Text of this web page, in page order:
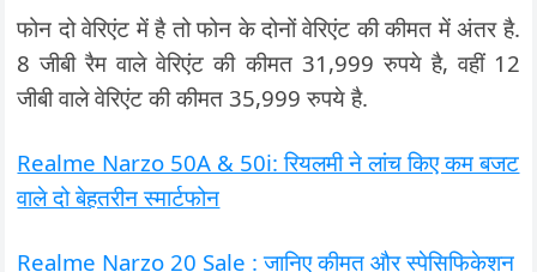
फोन दो वेरिएंट में है तो फोन के दोनों वेरिएंट की कीमत में अंतर है.
8 जीबी रैम वाले वेरिएंट की कीमत 31,999 रुपये है, वहीं 12
जीबी वाले वेरिएंट की कीमत 35,999 रुपये है.
Realme Narzo 50A & 50i: रियलमी ने लांच किए कम बजट
वाले दो बेहतरीन स्मार्टफोन
Realme Narzo 20 Sale : जानिए कीमत और स्पेसिफिकेशन